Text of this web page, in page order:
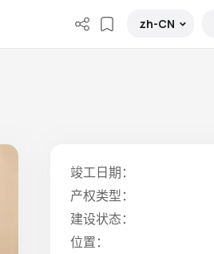
zh-CN
竣工日期：
产权类型：
建设状态：
位置：